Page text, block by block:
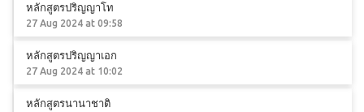
หลักสูตรปริญญาโท
27 Aug 2024 at 09:58
หลักสูตรปริญญาเอก
27 Aug 2024 at 10:02
หลักสูตรนานาชาติ